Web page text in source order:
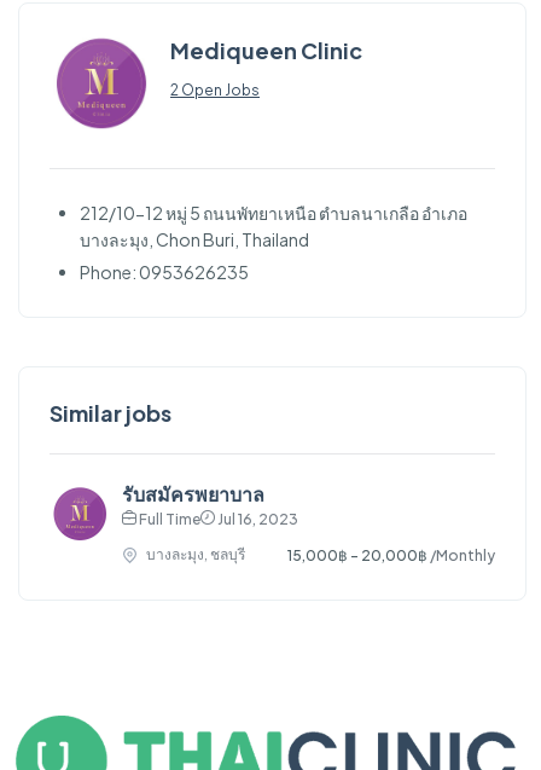
Mediqueen Clinic
2 Open Jobs
212/10-12 หมู่ 5 ถนนพัทยาเหนือ ตำบลนาเกลือ อำเภอ
บางละมุง, Chon Buri, Thailand
Phone: 0953626235
Similar jobs
รับสมัครพยาบาล
Full Time
Jul 16, 2023
บางละมุง, ชลบุรี
15,000฿ - 20,000฿ /Monthly